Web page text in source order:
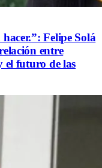
Felipe Solá
entre
futuro de las